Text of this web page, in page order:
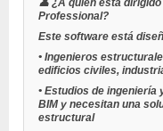
👤 ¿A quién está
Professional?
Este software está
• Ingenieros
edificios civiles,
• Estudios de ingeniería
BIM y necesitan una
estructural